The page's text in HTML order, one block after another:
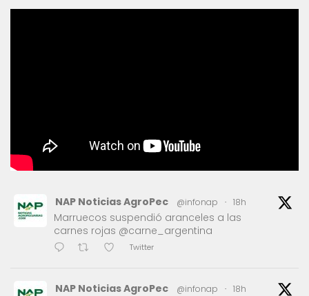
NAP Noticias AgroPec @infonap · 18h
Marruecos suspendió aranceles a las
carnes rojas @carne_argentina
Twitter
NAP Noticias AgroPec @infonap · 18h